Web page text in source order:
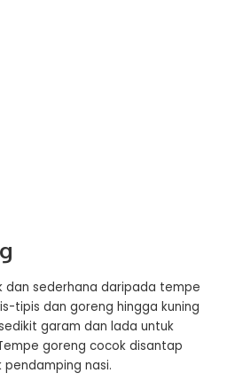
dan sederhana daripada tempe
tipis dan goreng hingga kuning
garam dan lada untuk
goreng cocok disantap
nasi.